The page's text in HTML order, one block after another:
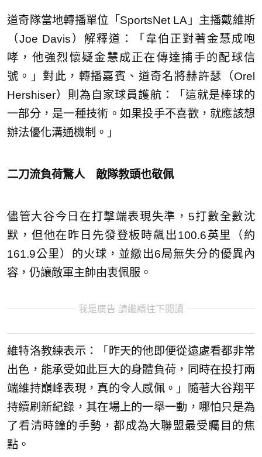
道奇隊當地轉播單位「SportsNet LA」主播戴維斯
（Joe Davis）解釋道：「韋伯正對著金慧成咆
哮，他強烈懷疑金慧成正在傳達捕手的配球信
號。」對此，轉播嘉賓、道奇名將赫許瑟（Orel
Hershiser）則為自家球員護航：「這就是棒球的
一部分，是一種技術。如果投手不喜歡，就應該想
辦法優化溝通機制。」
二刀流負荷驚人 敵隊教頭也敬佩
儘管大谷今日在打擊端表現失準，5打數全數沈
默，但他在昨日先發登板時飆出100.6英里（約
161.9公里）的火球，並繳出6局無失分的優異內
容，仍讓敵軍主帥由衷佩服。
我是廣告 請繼續往下閱讀
維特洛教練表示：「昨天的他即便從遠處看都非常
出色，能承受如此巨大的身體負荷，同時在投打兩
端維持巔峰表現，真的令人感佩。」隨著大谷翔平
持續刷新紀錄，其在場上的一舉一動，哪怕只是為
了看清時鐘的手勢，都成為大聯盟最受矚目的焦
點。